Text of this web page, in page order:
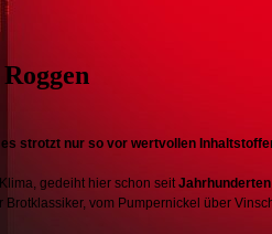
strotzt nur so vor wertvollen
gedeiht hier schon seitJahrhunderten
vom Pumpernickel über